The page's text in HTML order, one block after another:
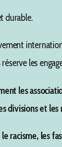
durable.
les
les
divisions et les
les